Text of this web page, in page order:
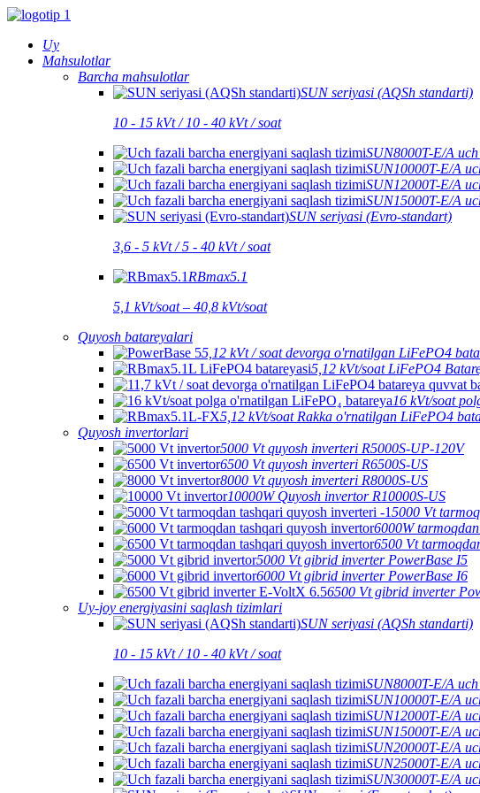
Uy
Mahsulotlar
Barcha mahsulotlar
SUN seriyasi (AQSh standarti)
10 - 15 kVt / 10 - 40 kVt / soat
SUN8000T-E/A
SUN10000T-E/A
SUN12000T-E/A
SUN15000T-E/A
SUN seriyasi (Evro-standart)
3,6 - 5 kVt / 5 - 40 kVt / soat
RBmax5.1
5,1 kVt/soat – 40,8 kVt/soat
Quyosh batareyalari
5,12 kVt / soat devorga o'rnatilgan LiFePO4
5,12 kVt/soat LiFePO4
16 kVt/soat
5,12 kVt/soat Rakka o'rnatilgan LiFePO4
Quyosh invertorlari
5000 Vt quyosh inverteri R5000S-UP-120V
6500 Vt quyosh inverteri R6500S-US
8000 Vt quyosh inverteri R8000S-US
10000W Quyosh invertor R10000S-US
5000 Vt
6000W
6500 Vt
5000 Vt gibrid inverter PowerBase I5
6000 Vt gibrid inverter PowerBase I6
6500 Vt gibrid inverter
Uy-joy energiyasini saqlash tizimlari
SUN seriyasi (AQSh standarti)
10 - 15 kVt / 10 - 40 kVt / soat
SUN8000T-E/A
SUN10000T-E/A
SUN12000T-E/A
SUN15000T-E/A
SUN20000T-E/A
SUN25000T-E/A
SUN30000T-E/A